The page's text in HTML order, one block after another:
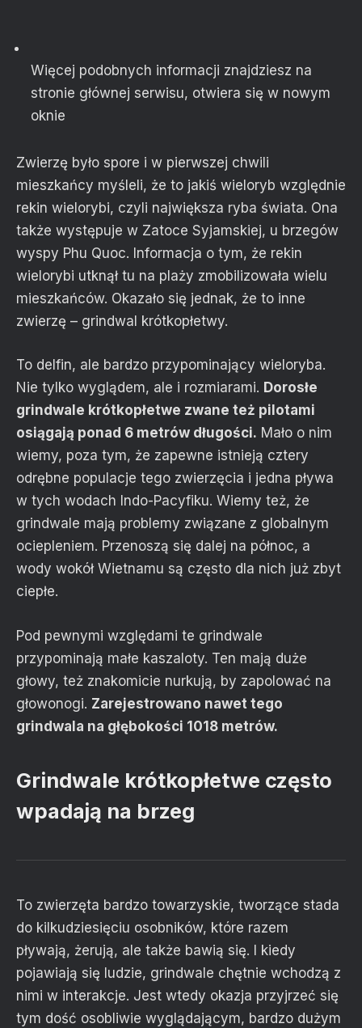
Więcej podobnych informacji znajdziesz na
stronie głównej serwisu, otwiera się w nowym
oknie
Zwierzę było spore i w pierwszej chwili
mieszkańcy myśleli, że to jakiś wieloryb względnie
rekin wielorybi, czyli największa ryba świata. Ona
także występuje w Zatoce Syjamskiej, u brzegów
wyspy Phu Quoc. Informacja o tym, że rekin
wielorybi utknął tu na plaży zmobilizowała wielu
mieszkańców. Okazało się jednak, że to inne
zwierzę – grindwal krótkopłetwy.
To delfin, ale bardzo przypominający wieloryba.
Nie tylko wyglądem, ale i rozmiarami. Dorosłe
grindwale krótkopłetwe zwane też pilotami
osiągają ponad 6 metrów długości. Mało o nim
wiemy, poza tym, że zapewne istnieją cztery
odrębne populacje tego zwierzęcia i jedna pływa
w tych wodach Indo-Pacyfiku. Wiemy też, że
grindwale mają problemy związane z globalnym
ociepleniem. Przenoszą się dalej na północ, a
wody wokół Wietnamu są często dla nich już zbyt
ciepłe.
Pod pewnymi względami te grindwale
przypominają małe kaszaloty. Ten mają duże
głowy, też znakomicie nurkują, by zapolować na
głowonogi. Zarejestrowano nawet tego
grindwala na głębokości 1018 metrów.
Grindwale krótkopłetwe często
wpadają na brzeg
To zwierzęta bardzo towarzyskie, tworzące stada
do kilkudziesięciu osobników, które razem
pływają, żerują, ale także bawią się. I kiedy
pojawiają się ludzie, grindwale chętnie wchodzą z
nimi w interakcje. Jest wtedy okazja przyjrzeć się
tym dość osobliwie wyglądającym, bardzo dużym